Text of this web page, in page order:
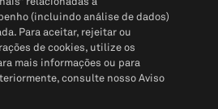
(incluindo análise de dados)
Para aceitar, rejeitar ou
de cookies, utilize os
mais informações ou para
consulte nosso Aviso